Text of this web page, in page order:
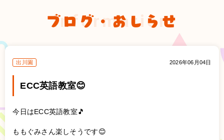
ブログ・おしらせ
information
出川園 2026年06月04日
ECC英語教室😊
今日はECC英語教室🎵
ももぐみさん楽しそうです😊